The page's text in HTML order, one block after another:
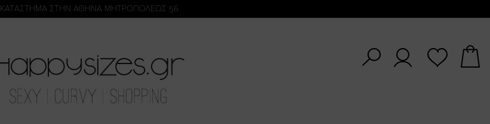
KATΑΣΤΗΜΑ ΣΤΗΝ ΑΘΗΝΑ ΜΗΤΡΟΠΟΛΕΩΣ 56